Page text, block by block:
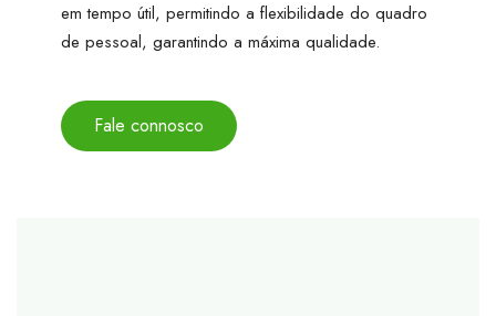
em tempo útil, permitindo a flexibilidade do quadro
de pessoal, garantindo a máxima qualidade.
Fale connosco